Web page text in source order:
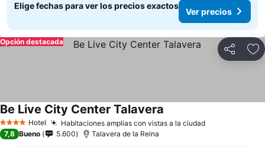
Elige fechas para ver los precios exactos
Ver precios
Compartir
Opción destacada
4 EstrellasHotel Habitaciones amplias con vistas a la ciudadVer precios
Be Live City Center Talavera
7,8 Bueno 5.600 Talavera de la Reina